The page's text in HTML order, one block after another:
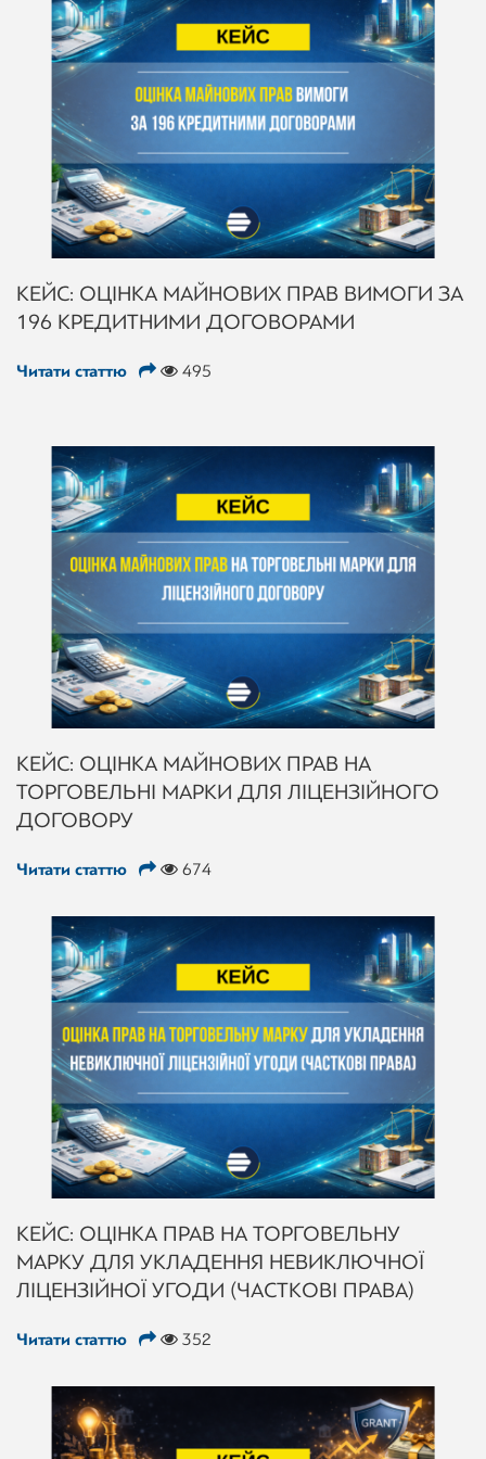
КЕЙС: ОЦІНКА МАЙНОВИХ ПРАВ ВИМОГИ ЗА
196 КРЕДИТНИМИ ДОГОВОРАМИ
Читати статтю 495
КЕЙС: ОЦІНКА МАЙНОВИХ ПРАВ НА
ТОРГОВЕЛЬНІ МАРКИ ДЛЯ ЛІЦЕНЗІЙНОГО
ДОГОВОРУ
Читати статтю 674
КЕЙС: ОЦІНКА ПРАВ НА ТОРГОВЕЛЬНУ
МАРКУ ДЛЯ УКЛАДЕННЯ НЕВИКЛЮЧНОЇ
ЛІЦЕНЗІЙНОЇ УГОДИ (ЧАСТКОВІ ПРАВА)
Читати статтю 352